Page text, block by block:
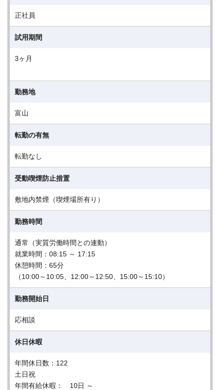
正社員
試用期間
3ヶ月
勤務地
富山
転勤の有無
転勤なし
受動喫煙防止措置
敷地内禁煙（喫煙場所有り）
勤務時間
通常（実質労働時間との連動）
就業時間：08:15 ～ 17:15
休憩時間：65分
（10:00～10:05、12:00～12:50、15:00～15:10）
勤務開始日
応相談
休日休暇
年間休日数：122
土日祝
年間有給休暇： 10日 ～